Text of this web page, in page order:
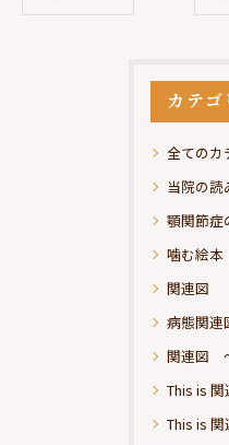
カテゴ
全てのカ
当院の読
顎関節症
噛む絵本
関連図
病態関連
関連図
This is 関
This is 関